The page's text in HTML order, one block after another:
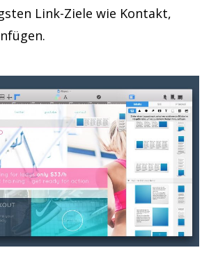
Link-Ziele wie Kontakt,